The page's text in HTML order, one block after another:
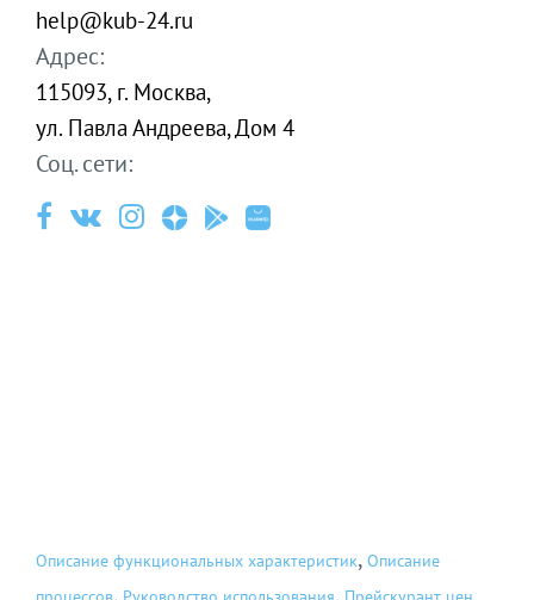
help@kub-24.ru
Адрес:
115093, г. Москва,
ул. Павла Андреева, Дом 4
Соц. сети:
Описание функциональных характеристик, Описание